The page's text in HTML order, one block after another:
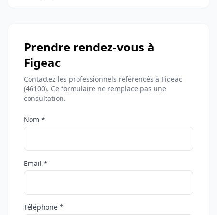
Prendre rendez-vous à
Figeac
Contactez les professionnels référencés à Figeac
(46100). Ce formulaire ne remplace pas une
consultation.
Nom *
Email *
Téléphone *